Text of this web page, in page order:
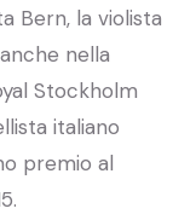
Bern, la violista
nella
Stockholm
italiano
premio al